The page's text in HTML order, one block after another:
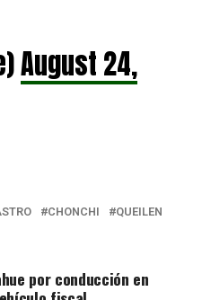
August 24,
CHONCHI
QUEILEN
por conducción en